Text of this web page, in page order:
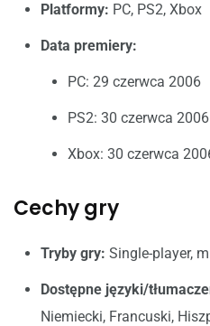
Platformy: PC, PS2, Xbox
Data premiery:
PC: 29 czerwca 2006
PS2: 30 czerwca 2006
Xbox: 30 czerwca
Cechy gry
Tryby gry: Single-player,
Dostępne języki/
Niemiecki, Francuski,